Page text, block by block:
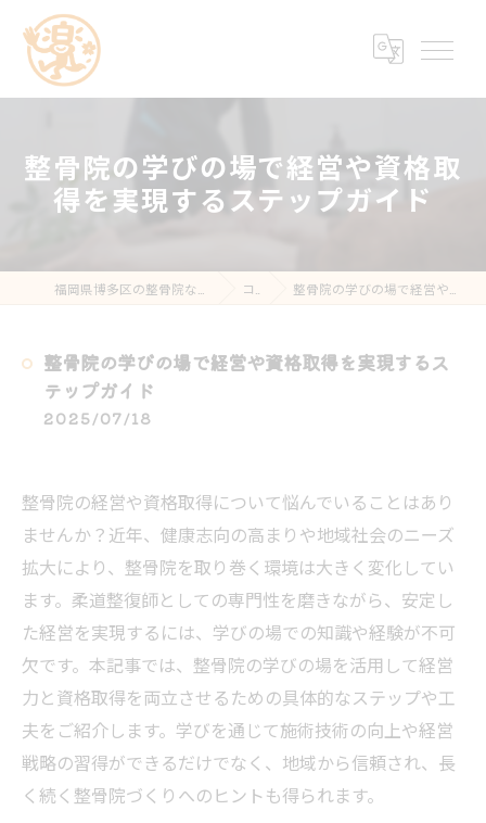
整骨院の学びの場で経営や資格取
得を実現するステップガイド
コラム 整骨院の学びの場で経営や資格取得を実現するステップガイド
整骨院の学びの場で経営や資格取得を実現するス
テップガイド
2025/07/18
整骨院の経営や資格取得について悩んでいることはあり
ませんか？近年、健康志向の高まりや地域社会のニーズ
拡大により、整骨院を取り巻く環境は大きく変化してい
ます。柔道整復師としての専門性を磨きながら、安定し
た経営を実現するには、学びの場での知識や経験が不可
欠です。本記事では、整骨院の学びの場を活用して経営
力と資格取得を両立させるための具体的なステップや工
夫をご紹介します。学びを通じて施術技術の向上や経営
戦略の習得ができるだけでなく、地域から信頼され、長
く続く整骨院づくりへのヒントも得られます。